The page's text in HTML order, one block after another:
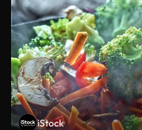
iStock